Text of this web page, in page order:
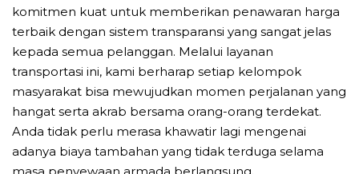
komitmen kuat untuk memberikan penawaran harga
terbaik dengan sistem transparansi yang sangat jelas
kepada semua pelanggan. Melalui layanan
transportasi ini, kami berharap setiap kelompok
masyarakat bisa mewujudkan momen perjalanan yang
hangat serta akrab bersama orang-orang terdekat.
Anda tidak perlu merasa khawatir lagi mengenai
adanya biaya tambahan yang tidak terduga selama